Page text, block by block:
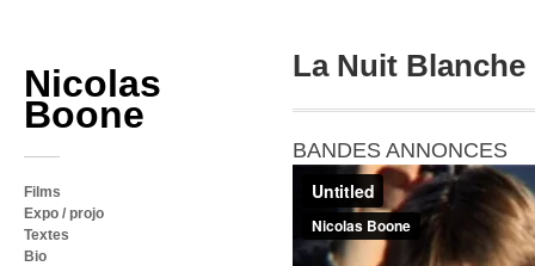
Nicolas
Boone
Films
Expo / projo
Textes
Bio
La Nuit
BANDES ANNONCES